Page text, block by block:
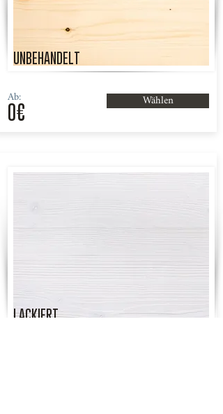
UNBEHANDELT
Ab:
0€
Wählen
LACKIERT